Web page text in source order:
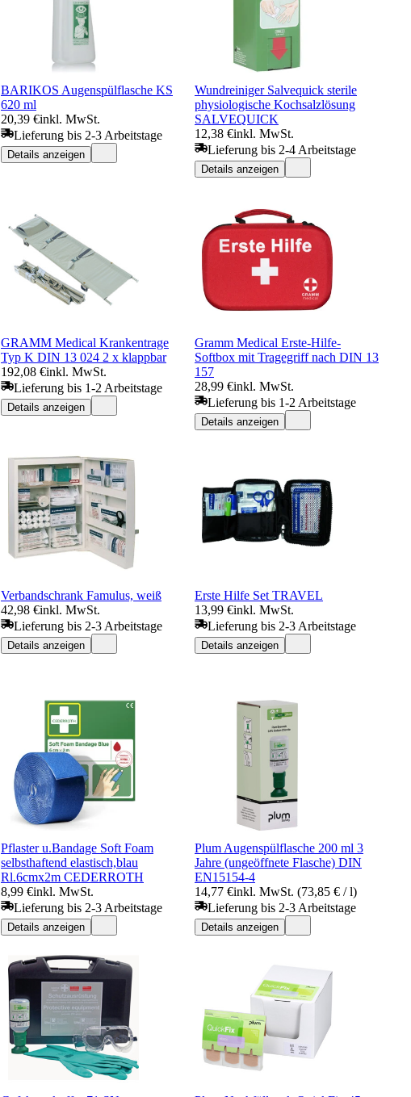
BARIKOS Augenspülflasche KS
620 ml
20,39 €inkl. MwSt.
Lieferung bis 2-3 Arbeitstage
Details anzeigen
Wundreiniger Salvequick sterile
physiologische Kochsalzlösung
SALVEQUICK
12,38 €inkl. MwSt.
Lieferung bis 2-4 Arbeitstage
Details anzeigen
GRAMM Medical Krankentrage
Typ K DIN 13 024 2 x klappbar
192,08 €inkl. MwSt.
Lieferung bis 1-2 Arbeitstage
Details anzeigen
Gramm Medical Erste-Hilfe-
Softbox mit Tragegriff nach DIN 13
157
28,99 €inkl. MwSt.
Lieferung bis 1-2 Arbeitstage
Details anzeigen
Verbandschrank Famulus, weiß
42,98 €inkl. MwSt.
Lieferung bis 2-3 Arbeitstage
Details anzeigen
Erste Hilfe Set TRAVEL
13,99 €inkl. MwSt.
Lieferung bis 2-3 Arbeitstage
Details anzeigen
Pflaster u.Bandage Soft Foam
selbsthaftend elastisch,blau
Rl.6cmx2m CEDERROTH
8,99 €inkl. MwSt.
Lieferung bis 2-3 Arbeitstage
Details anzeigen
Plum Augenspülflasche 200 ml 3
Jahre (ungeöffnete Flasche) DIN
EN15154-4
14,77 €inkl. MwSt. (73,85 € / l)
Lieferung bis 2-3 Arbeitstage
Details anzeigen